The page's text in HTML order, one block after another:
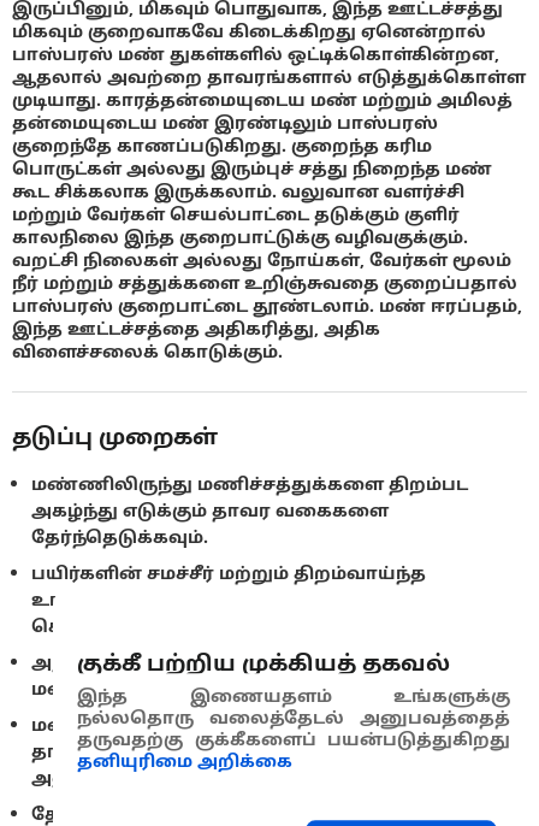
இருப்பினும், மிகவும் பொதுவாக, இந்த ஊட்டச்சத்து
மிகவும் குறைவாகவே கிடைக்கிறது ஏனென்றால்
பாஸ்பரஸ் மண் துகள்களில் ஒட்டிக்கொள்கின்றன,
ஆதலால் அவற்றை தாவரங்களால் எடுத்துக்கொள்ள
முடியாது. காரத்தன்மையுடைய மண் மற்றும் அமிலத்
தன்மையுடைய மண் இரண்டிலும் பாஸ்பரஸ்
குறைந்தே காணப்படுகிறது. குறைந்த கரிம
பொருட்கள் அல்லது இரும்புச் சத்து நிறைந்த மண்
கூட சிக்கலாக இருக்கலாம். வலுவான வளர்ச்சி
மற்றும் வேர்கள் செயல்பாட்டை தடுக்கும் குளிர்
காலநிலை இந்த குறைபாட்டுக்கு வழிவகுக்கும்.
வறட்சி நிலைகள் அல்லது நோய்கள், வேர்கள் மூலம்
நீர் மற்றும் சத்துக்களை உறிஞ்சுவதை குறைப்பதால்
பாஸ்பரஸ் குறைபாட்டை தூண்டலாம். மண் ஈரப்பதம்,
இந்த ஊட்டச்சத்தை அதிகரித்து, அதிக
விளைச்சலைக் கொடுக்கும்.
தடுப்பு முறைகள்
மண்ணிலிருந்து மணிச்சத்துக்களை திறம்பட
அகழ்ந்து எடுக்கும் தாவர வகைகளை
தேர்ந்தெடுக்கவும்.
பயிர்களின் சமச்சீர் மற்றும் திறம்வாய்ந்த
உரங்களை பயன்படுத்துவதை உறுதி
செய்துகொள்ளவும்.
அறுவடைக்குப்பின் எஞ்சிய தாவரக் கழிவுகளை
மண்ணில் புதைத்து விடவும்.
மண்ணின் ஊட்டச்சத்து சமநிலையை பராமரிக்க
தாது மற்றும் கரிம உரங்களுடன் ஒருங்கிணைந்த
அணுகுமுறையைப் பயன்படுத்துங்கள்.
தேவையான மண் pH-ஐ அடைய, தேவைப்பட்டால்
குக்கீ பற்றிய முக்கியத் தகவல்
இந்த இணையதளம் உங்களுக்கு
நல்லதொரு வலைத்தேடல் அனுபவத்தைத்
தருவதற்கு குக்கீகளைப் பயன்படுத்துகிறது
தனியுரிமை அறிக்கை